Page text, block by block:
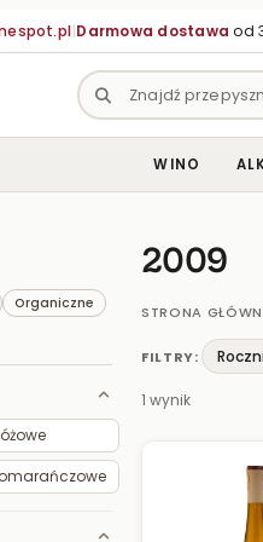
|Darmowa dostawa od
WINO
Organiczne
2009
STRONA
FILTRY:
1 wynik